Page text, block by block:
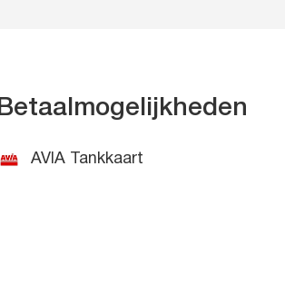
Betaalmogelijkheden
AVIA Tankkaart